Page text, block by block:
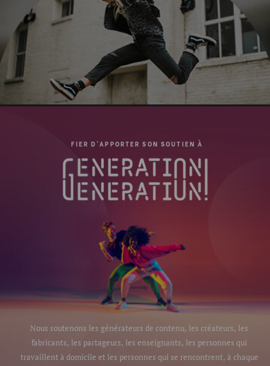
Nous soutenons les générateurs de contenu, les créateurs, les
fabricants, les partageurs, les enseignants, les personnes qui
travaillent à domicile et les personnes qui se rencontrent, à chaque
FIER D'APPORTER SON SOUTIEN À